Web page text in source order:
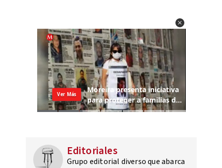
Editoriales
Grupo editorial diverso que abarca